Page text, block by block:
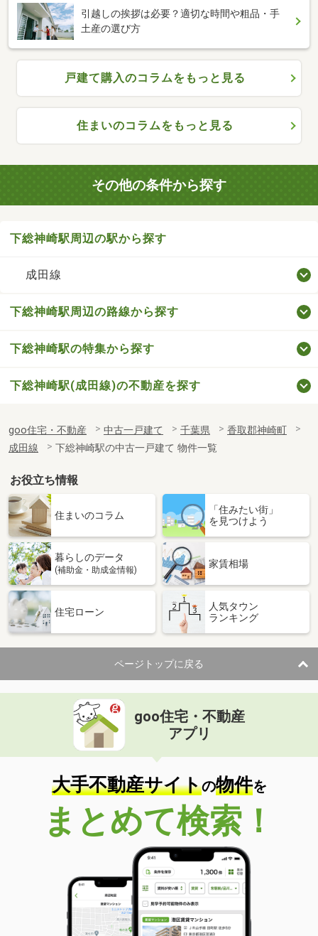
引越しの挨拶は必要？適切な時間や粗品・手
土産の選び方
戸建て購入のコラムをもっと見る
住まいのコラムをもっと見る
その他の条件から探す
下総神崎駅周辺の駅から探す
成田線
下総神崎駅周辺の路線から探す
下総神崎駅の特集から探す
下総神崎駅(成田線)の不動産を探す
goo住宅・不動産 中古一戸建て 千葉県
香取郡神崎町
成田線
下総神崎駅の中古一戸建て 物件一覧
お役立ち情報
住まいのコラム
「住みたい街」
を見つけよう
暮らしのデータ
(補助金・助成金情報)
家賃相場
住宅ローン
人気タウン
ランキング
ページトップに戻る
goo住宅・不動産
アプリ
大手不動産サイトの物件を
まとめて検索！